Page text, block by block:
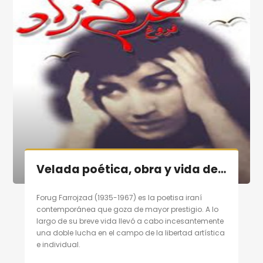
Velada poética, obra y vida de poetisa contemporánea persa «Forugh Farrojzad» en Madrid el 29/10/11
Forug Farrojzad (1935-1967) es la poetisa iraní
contemporánea que goza de mayor prestigio. A lo
largo de su breve vida llevó a cabo incesantemente
una doble lucha en el campo de la libertad artística
e individual.